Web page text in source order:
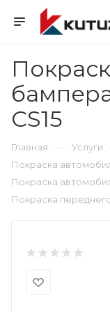
CS15
Главная — Услуги
Покраска
Покраска
Покраска